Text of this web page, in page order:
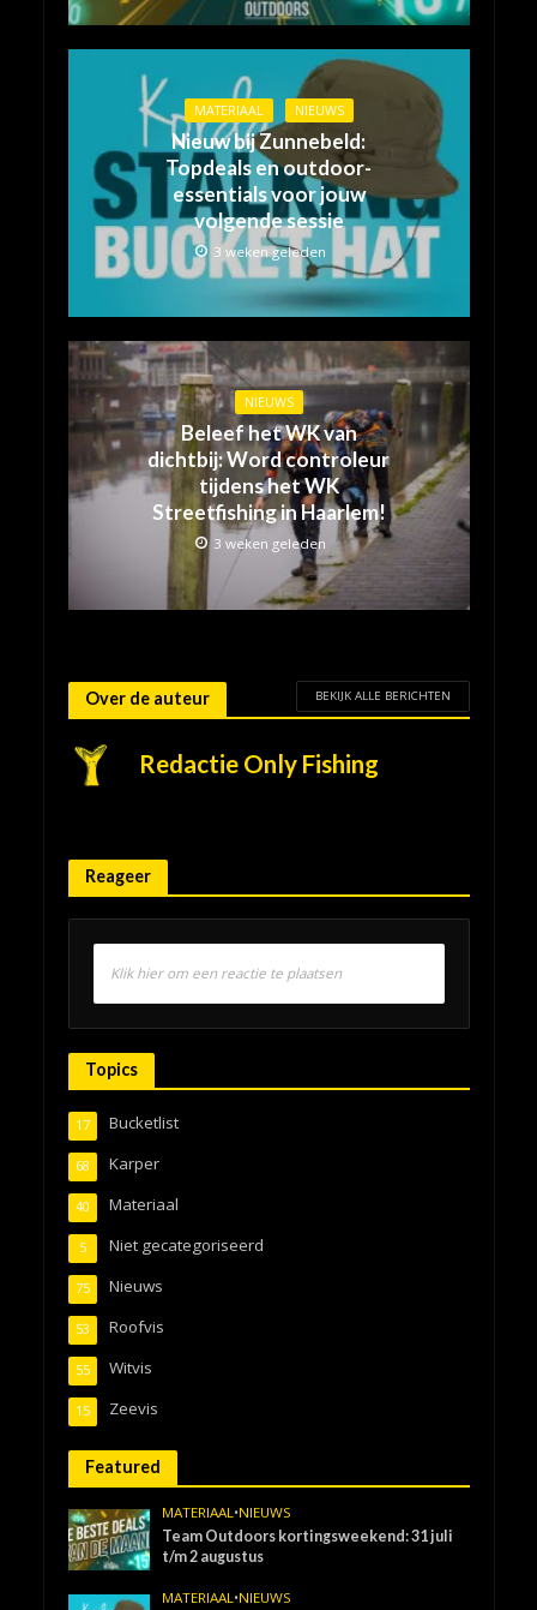
MATERIAAL NIEUWS
Nieuw bij Zunnebeld:
Topdeals en outdoor-
essentials voor jouw
volgende sessie
3 weken geleden
NIEUWS
Beleef het WK van
dichtbij: Word controleur
tijdens het WK
Streetfishing in Haarlem!
3 weken geleden
Over de auteur BEKIJK ALLE BERICHTEN
Redactie Only Fishing
Reageer
Klik hier om een reactie te plaatsen
Topics
Bucketlist
17
Karper
68
Materiaal
40
Niet gecategoriseerd
5
Nieuws
75
Roofvis
53
Witvis
55
Zeevis
15
Featured
MATERIAAL •NIEUWS
Team Outdoors kortingsweekend: 31 juli
t/m 2 augustus
MATERIAAL •NIEUWS